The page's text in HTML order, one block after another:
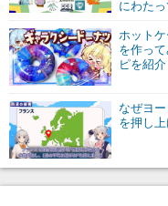
にわた
ホット
を作っ
ピを紹介
なぜヨ
を押し